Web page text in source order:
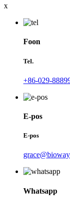
x
Foon
Tel.
+86-029-
E-pos
E-pos
Whatsapp